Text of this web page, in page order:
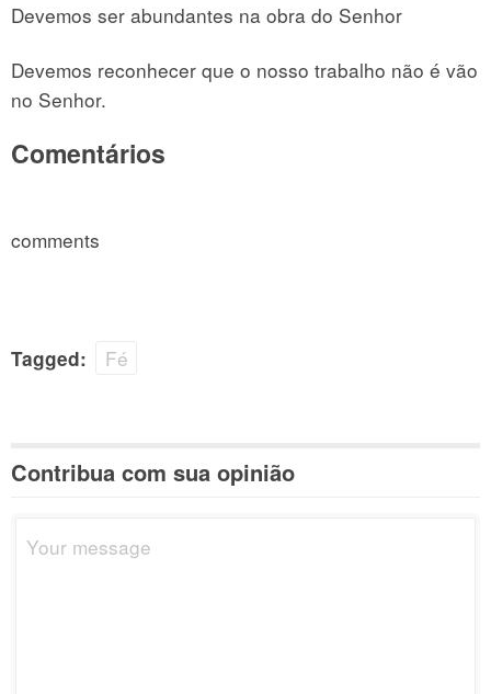
Devemos ser abundantes na obra do Senhor
Devemos reconhecer que o nosso trabalho não é vão
no Senhor.
Comentários
comments
Tagged: Fé
Contribua com sua opinião